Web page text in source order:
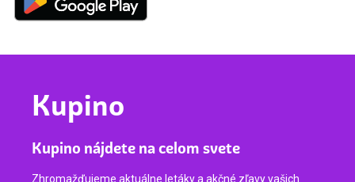
Kupino
Kupino nájdete na celom svete
Zhromažďujeme aktuálne letáky a akčné zľavy vašich